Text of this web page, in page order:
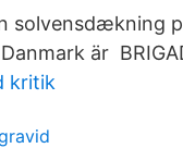
solvensdækning
är
kritik